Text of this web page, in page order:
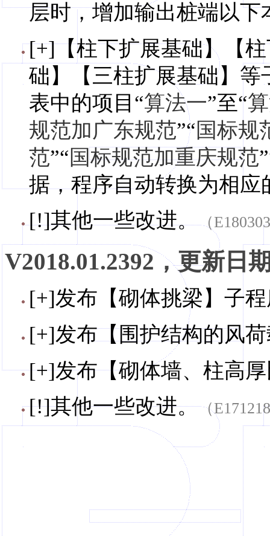
层时，增加输出桩端以下
[+]【柱下扩展基础】【
础】【三柱扩展基础】等
表中的项目“算法一”至“
规范加广东规范”“国标规
范”“国标规范加重庆规范
据，程序自动转换为相应
[!]其他一些改进。（
V2018.01.2392，更新日
[+]发布【砌体挑梁】子
[+]发布【围护结构的风
[+]发布【砌体墙、柱高
[!]其他一些改进。（